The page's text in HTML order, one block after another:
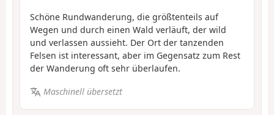
Schöne Rundwanderung, die größtenteils auf
Wegen und durch einen Wald verläuft, der wild
und verlassen aussieht. Der Ort der tanzenden
Felsen ist interessant, aber im Gegensatz zum Rest
der Wanderung oft sehr überlaufen.
Maschinell übersetzt